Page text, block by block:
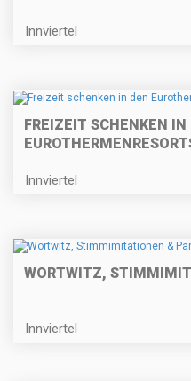
Innviertel
FREIZEIT SCHENKEN IN
Innviertel
WORTWITZ,
Innviertel